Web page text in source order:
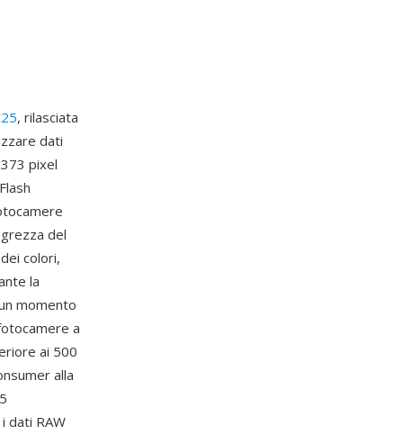
, rilasciata
dati
pixel
del
colori,
la
momento
a
ai 500
alla
dati RAW